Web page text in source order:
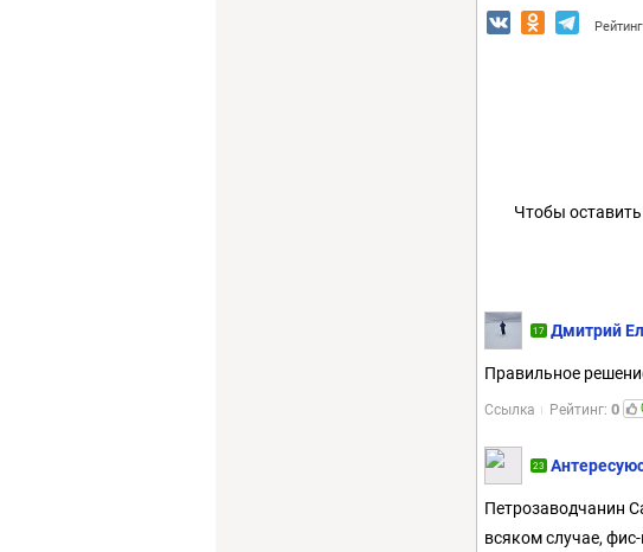
Чтобы
17 Дмитрий
Правильное
Ссылка Рейтинг: 0
23
Петрозаводчанин
всяком случае,